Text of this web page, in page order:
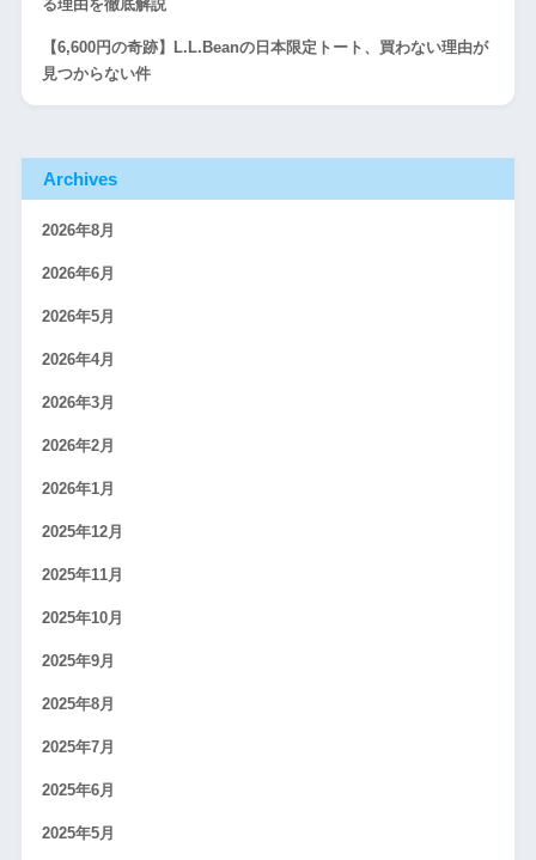
る理由を徹底解説
【6,600円の奇跡】L.L.Beanの日本限定トート、買わない理由が
見つからない件
Archives
2026年8月
2026年6月
2026年5月
2026年4月
2026年3月
2026年2月
2026年1月
2025年12月
2025年11月
2025年10月
2025年9月
2025年8月
2025年7月
2025年6月
2025年5月